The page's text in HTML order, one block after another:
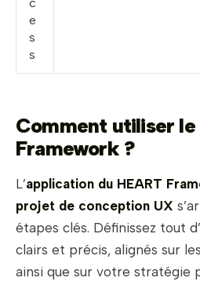
c
e
s
s
Comment utiliser le
Framework ?
L’application du HEART
projet de conception UX
étapes clés. Définissez tout
clairs et précis, alignés sur
ainsi que sur votre stratégie